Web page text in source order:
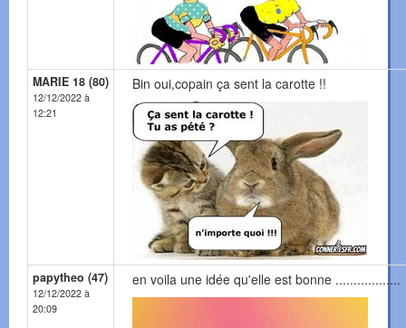
MARIE 18 (80)
12/12/2022 à
12:21
Bin oui,copain ça sent la carotte !!
papytheo (47)
12/12/2022 à
20:09
en voila une idée qu'elle est bonne ..................